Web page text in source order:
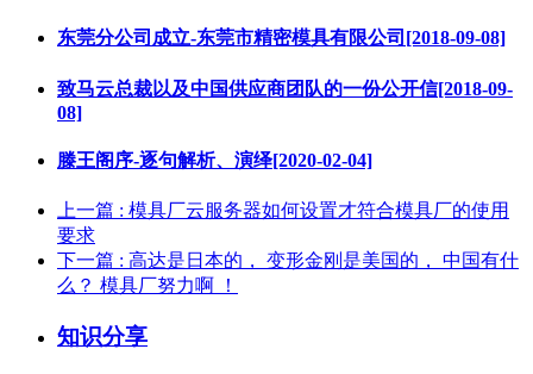
东莞分公司成立-东莞市精密模具有限公司[2018-09-08]
致马云总裁以及中国供应商团队的一份公开信[2018-09-
08]
滕王阁序-逐句解析、演绎[2020-02-04]
上一篇 : 模具厂云服务器如何设置才符合模具厂的使用
要求
下一篇 : 高达是日本的， 变形金刚是美国的， 中国有什
么？ 模具厂努力啊 ！
知识分享